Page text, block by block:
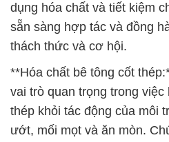
dụng hóa chất và tiết kiệm
sẵn sàng hợp tác và đồng
thách thức và cơ hội.
**Hóa chất bê tông cốt
vai trò quan trọng trong
thép khỏi tác động của môi
ướt, mối mọt và ăn mòn.